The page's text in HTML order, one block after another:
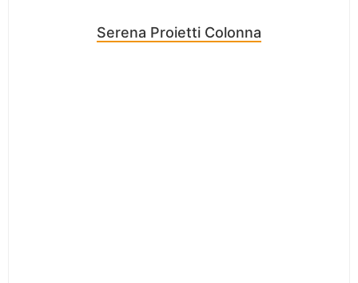
Serena Proietti Colonna